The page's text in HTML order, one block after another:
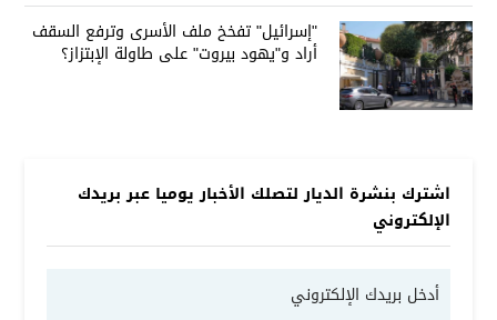
"إسرائيل" تفخخ ملف الأسرى وترفع السقف
أراد و"يهود بيروت" على طاولة الإبتزاز؟
اشترك بنشرة الديار لتصلك الأخبار يوميا عبر بريدك
الإلكتروني